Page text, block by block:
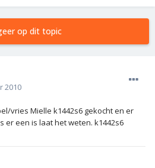
op dit topic
2010
vries Mielle k1442s6 gekocht en er
er een is laat het weten. k1442s6